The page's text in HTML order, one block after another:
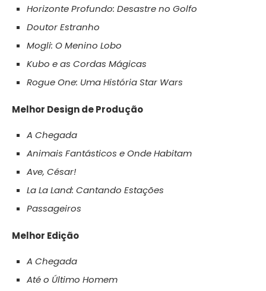
Horizonte Profundo: Desastre no Golfo
Doutor Estranho
Mogli: O Menino Lobo
Kubo e as Cordas Mágicas
Rogue One: Uma História Star Wars
Melhor Design de Produção
A Chegada
Animais Fantásticos e Onde Habitam
Ave, César!
La La Land: Cantando Estações
Passageiros
Melhor Edição
A Chegada
Até o Último Homem